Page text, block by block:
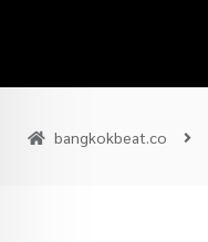
bangkokbeat.co